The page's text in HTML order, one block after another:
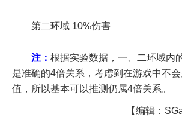
第二环域 10%伤害
注： 根据实验数据，一、二环域内
是准确的4倍关系，考虑到在游戏中不
值，所以基本可以推测仍属4倍关系。
【编辑：